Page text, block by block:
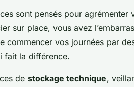
sont pensés pour agrémenter
sur place, vous avez
commencer vos journées par
fait la différence.
de stockage technique,